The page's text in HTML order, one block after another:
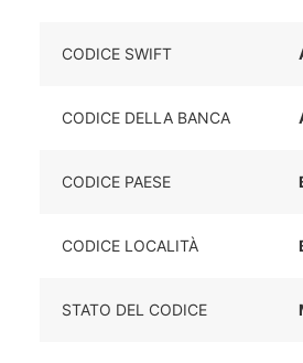
CODICE SWIFT
CODICE DELLA BANCA
CODICE PAESE
CODICE LOCALITÀ
STATO DEL CODICE